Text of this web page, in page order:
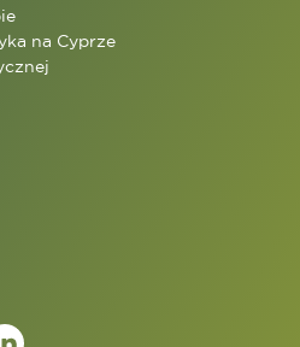
na Cyprze